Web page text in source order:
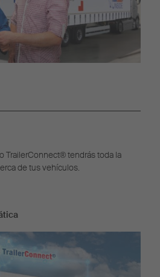
TrailerConnect® tendrás toda la
de tus vehículos.